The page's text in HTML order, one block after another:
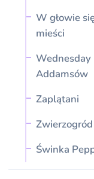
W głowie
mieści
Wednesday
Addamsów
Zaplątani
Zwierzogród
Świnka